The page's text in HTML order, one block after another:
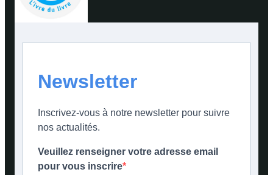
Newsletter
Inscrivez-vous à notre newsletter pour suivre
nos actualités.
Veuillez renseigner votre adresse email
pour vous inscrire